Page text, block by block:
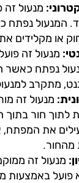
מנעול זה
נפתח
מקלידים את
זה פועל
נפתח כאשר
למנעול.
מנעול זה מורכב
חור בתוך
את המפתח, אשר
זה ממוקם
באמצעות מוט